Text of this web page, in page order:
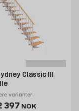
Classic III
varianter
42397 NOK /stk
397 NOK